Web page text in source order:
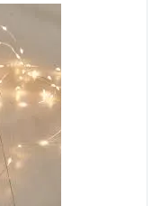
Verlichting”